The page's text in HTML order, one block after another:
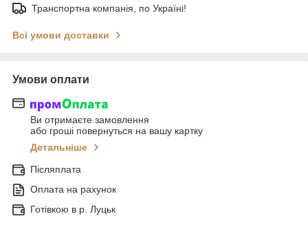
Транспортна компанія, по Україні!
Всі умови доставки
Умови оплати
Ви отримаєте замовлення
або гроші повернуться на вашу картку
Детальніше
Післяплата
Оплата на рахунок
Готівкою в р. Луцьк